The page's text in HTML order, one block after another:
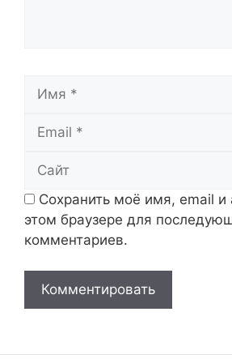
Сохранить моё имя, email и
этом браузере для
комментариев.